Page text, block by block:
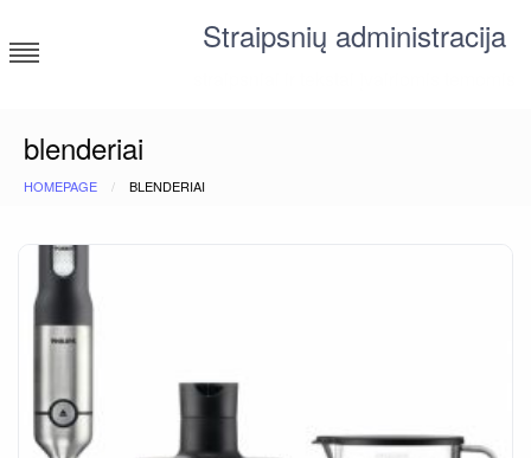
to
content
Straipsnių administracija
blenderiai
HOMEPAGE BLENDERIAI